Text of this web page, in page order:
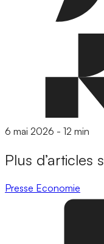
6 mai 2026 - 12 min
Plus d’articles
Presse Economie